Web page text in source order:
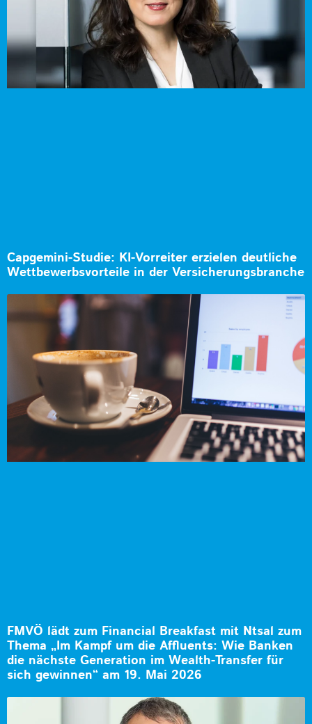
Capgemini-Studie: KI-Vorreiter erzielen deutliche
Wettbewerbsvorteile in der Versicherungsbranche
FMVÖ lädt zum Financial Breakfast mit Ntsal zum
Thema „Im Kampf um die Affluents: Wie Banken
die nächste Generation im Wealth-Transfer für
sich gewinnen“ am 19. Mai 2026